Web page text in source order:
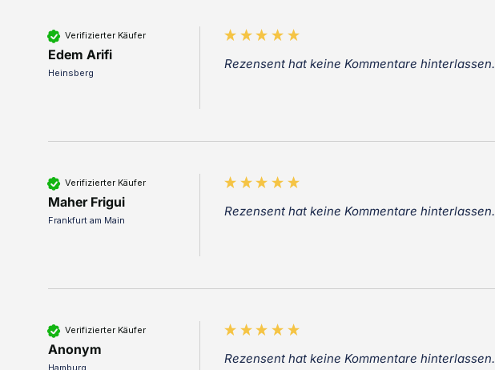
Verifizierter Käufer
Edem Arifi
Heinsberg
Rezensent hat keine Kommentare hinterlassen.
Verifizierter Käufer
Maher Frigui
Frankfurt am Main
Rezensent hat keine Kommentare hinterlassen.
Verifizierter Käufer
Anonym
Hamburg
Rezensent hat keine Kommentare hinterlassen.